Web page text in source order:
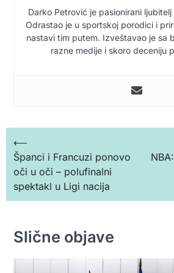
Darko Petrović je pasionirani
Odrastao je u sportskoj porodici i
nastavi tim putem. Izveštavao je sa
razne medije i skoro deceniju
Кретање
чланка
⟵
Španci i Francuzi ponovo
oči u oči – polufinalni
spektakl u Ligi nacija
Slične objave